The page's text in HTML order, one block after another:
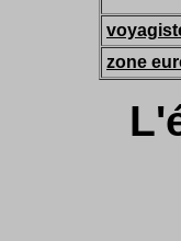
zone